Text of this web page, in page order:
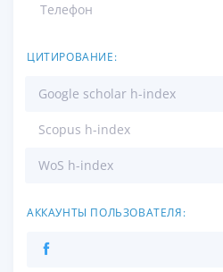
Телефон
ЦИТИРОВАНИЕ:
Google scholar h-index
Scopus h-index
WoS h-index
АККАУНТЫ ПОЛЬЗОВАТЕЛЯ: